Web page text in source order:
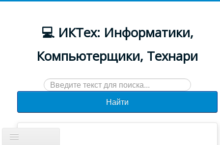
💻 ИКТех: Информатики,
Компьютерщики, Технари
Искать...
Найти